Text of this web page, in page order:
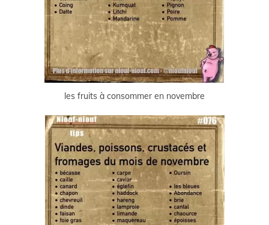
les fruits à consommer en novembre